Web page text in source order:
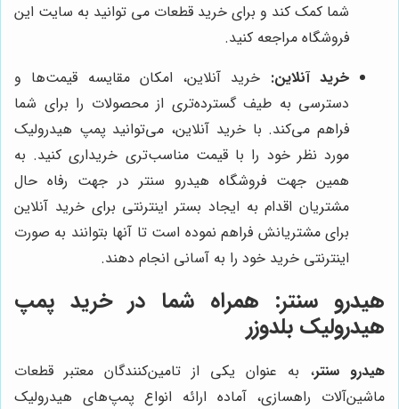
شما کمک کند و برای خرید قطعات می توانید به سایت این
فروشگاه مراجعه کنید.
خرید آنلاین: خرید آنلاین، امکان مقایسه قیمت‌ها و
دسترسی به طیف گسترده‌تری از محصولات را برای شما
فراهم می‌کند. با خرید آنلاین، می‌توانید پمپ هیدرولیک
مورد نظر خود را با قیمت مناسب‌تری خریداری کنید. به
همین جهت فروشگاه هیدرو سنتر در جهت رفاه حال
مشتریان اقدام به ایجاد بستر اینترنتی برای خرید آنلاین
برای مشتریانش فراهم نموده است تا آنها بتوانند به صورت
اینترنتی خرید خود را به آسانی انجام دهند.
هیدرو سنتر: همراه شما در خرید پمپ
هیدرولیک بلدوزر
هیدرو سنتر، به عنوان یکی از تامین‌کنندگان معتبر قطعات
ماشین‌آلات راهسازی، آماده ارائه انواع پمپ‌های هیدرولیک